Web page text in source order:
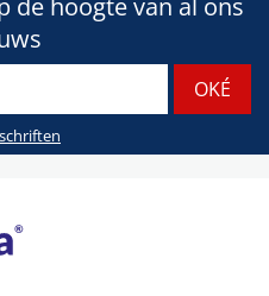
de hoogte van al ons